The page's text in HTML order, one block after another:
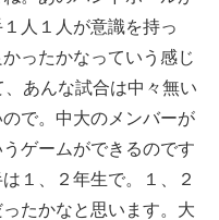
人１人が意識を持っ
ったかなっていう感じ
あんな試合は中々無い
で。中大のメンバーが
ゲームができるのです
１、２年生で。１、２
たかなと思います。大